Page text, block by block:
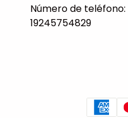
Número de teléfono:
19245754829